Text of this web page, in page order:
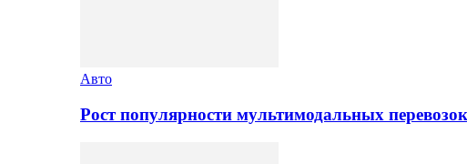
Авто
Рост популярности мультимодальных